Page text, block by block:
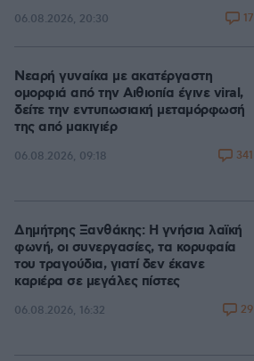
06.08.2026, 20:30 17
Νεαρή γυναίκα με ακατέργαστη
ομορφιά από την Αιθιοπία έγινε viral,
δείτε την εντυπωσιακή μεταμόρφωσή
της από μακιγιέρ
06.08.2026, 09:18 341
Δημήτρης Ξανθάκης: Η γνήσια λαϊκή
φωνή, οι συνεργασίες, τα κορυφαία
του τραγούδια, γιατί δεν έκανε
καριέρα σε μεγάλες πίστες
06.08.2026, 16:32 29